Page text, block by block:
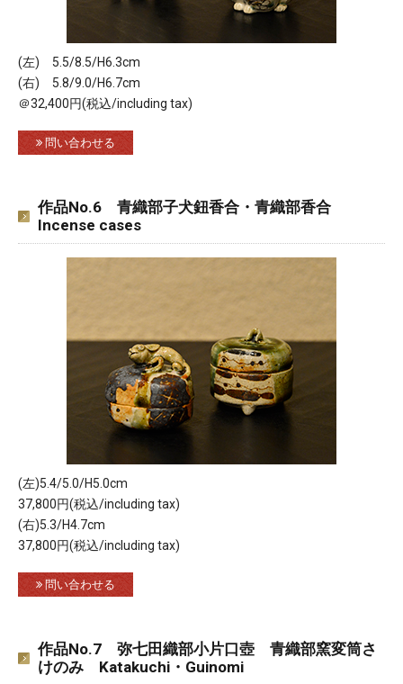
(左) 5.5/8.5/H6.3cm
(右) 5.8/9.0/H6.7cm
＠32,400円(税込/including tax)
問い合わせる
作品No.6 青織部子犬鈕香合・青織部香合
Incense cases
(左)5.4/5.0/H5.0cm
37,800円(税込/including tax)
(右)5.3/H4.7cm
37,800円(税込/including tax)
問い合わせる
作品No.7 弥七田織部小片口壺 青織部窯変筒さ
けのみ Katakuchi・Guinomi